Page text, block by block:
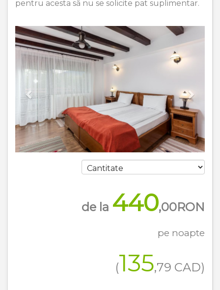
pentru acesta să nu se solicite pat suplimentar.
Previous
de la 440,00RON
pe noapte
(135,79 CAD)